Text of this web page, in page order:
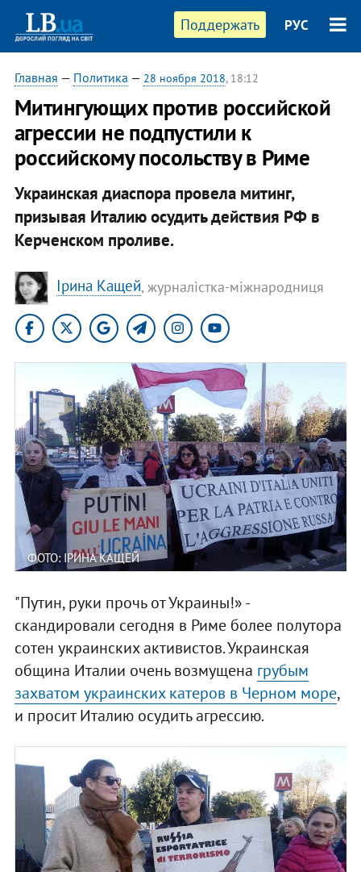
Поддержать РУС
Главная — Политика — 28 ноября 2018, 18:12
Митингующих против российской
агрессии не подпустили к
российскому посольству в Риме
Украинская диаспора провела митинг,
призывая Италию осудить действия РФ в
Керченском проливе.
Ірина Кащей, журналістка-міжнародниця
ФОТО: ІРИНА КАЩЕЙ
"Путин, руки прочь от Украины!» -
скандировали сегодня в Риме более полутора
сотен украинских активистов. Украинская
община Италии очень возмущена грубым
захватом украинских катеров в Черном море,
и просит Италию осудить агрессию.